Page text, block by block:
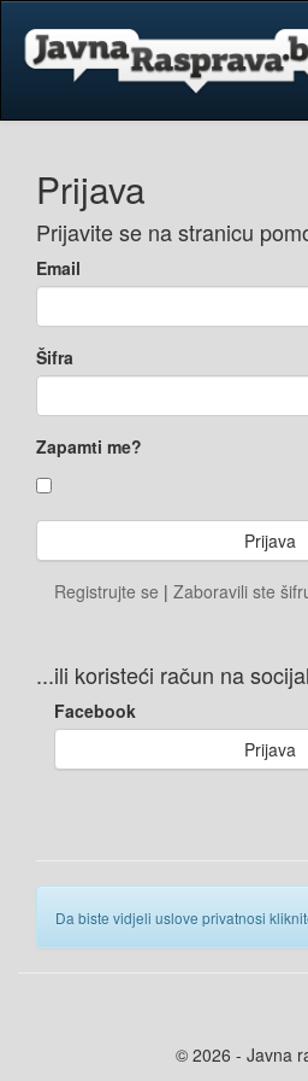
Prijava
Prijavite se na stranicu
Email
Šifra
Zapamti me?
Registrujte se | Zaboravili ste
...ili koristeći račun na
Facebook
Prijava
Da biste vidjeli uslove privatnosi
© 2026 - Javna